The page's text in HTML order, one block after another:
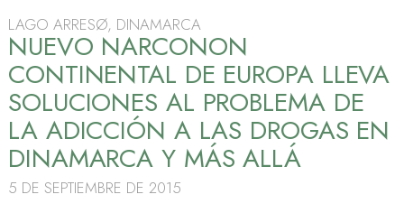
LAGO ARRESØ, DINAMARCA
NUEVO NARCONON
CONTINENTAL DE EUROPA LLEVA
SOLUCIONES AL PROBLEMA DE
LA ADICCIÓN A LAS DROGAS EN
DINAMARCA Y MÁS ALLÁ
5 DE SEPTIEMBRE DE 2015